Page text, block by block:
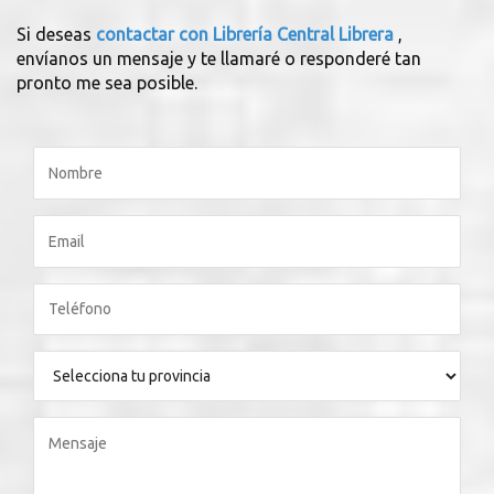
Si deseas contactar con Librería Central Librera ,
envíanos un mensaje y te llamaré o responderé tan
pronto me sea posible.